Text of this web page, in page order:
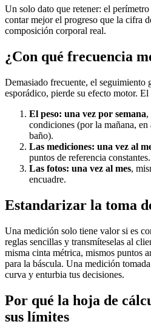
Un solo dato que retener: el
contar mejor el progreso que la cifra
composición corporal real.
¿Con qué frecuencia
Demasiado frecuente, el seguimiento
esporádico, pierde su efecto motor.
El peso: una vez por semana,
condiciones (por la mañana, en
baño).
Las mediciones: una vez al
puntos de referencia constantes.
Las fotos: una vez al mes,
encuadre.
Estandarizar la toma
Una medición solo tiene valor si es
reglas sencillas y transmíteselas al
misma cinta métrica, mismos puntos
para la báscula. Una medición
curva y enturbia tus decisiones.
Por qué la hoja de
sus límites